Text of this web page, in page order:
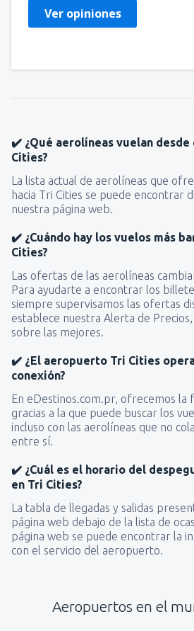
Ver opiniones
✔️ ¿Qué aerolíneas vuelan
Cities?
La lista actual de aerolíneas que
hacia Tri Cities se puede encontrar
nuestra página web.
✔️ ¿Cuándo hay los vuelos más
Cities?
Las ofertas de las aerolíneas
Para ayudarte a encontrar los
siempre supervisamos las ofertas
establece nuestra Alerta de
sobre las mejores.
✔️ ¿El aeropuerto Tri Cities
conexión?
En eDestinos.com.pr, ofrecemos la
gracias a la que puede buscar los
incluso con las aerolíneas que no
entre sí.
✔️ ¿Cuál es el horario del
en Tri Cities?
La tabla de llegadas y salidas
página web debajo de la lista de
página web se puede encontrar la
con el servicio del aeropuerto.
Aeropuertos en el